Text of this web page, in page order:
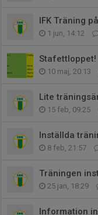
IFK Träning
1 jun, 14:12
Stafettloppet!
10 maj, 20:13
Lite
15 feb, 09:25
Inställda
8 feb, 21:57
Träningen
25 jan, 18:29
Information